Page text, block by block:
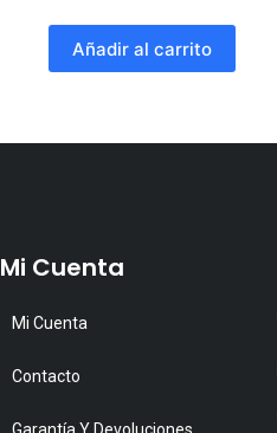
Añadir al carrito
Mi Cuenta
Mi Cuenta
Contacto